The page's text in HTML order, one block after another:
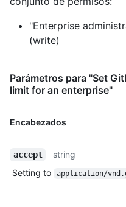
"Enterprise
(write)
Parámetros para "Set
limit for an enterprise"
Encabezados
accept
string
Setting to
application/